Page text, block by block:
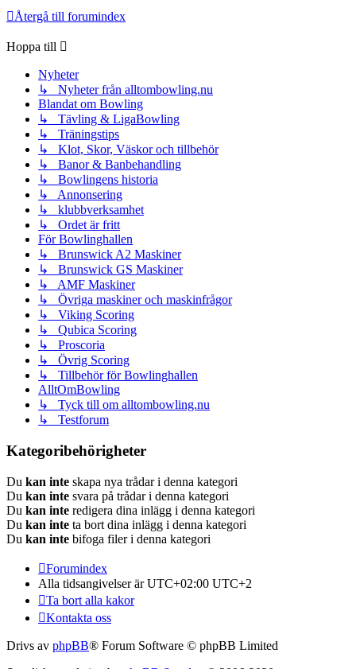
Återgå till forumindex
Hoppa till
Nyheter
↳ Nyheter från alltombowling.nu
Blandat om Bowling
↳ Tävling & LigaBowling
↳ Träningstips
↳ Klot, Skor, Väskor och tillbehör
↳ Banor & Banbehandling
↳ Bowlingens historia
↳ Annonsering
↳ klubbverksamhet
↳ Ordet är fritt
För Bowlinghallen
↳ Brunswick A2 Maskiner
↳ Brunswick GS Maskiner
↳ AMF Maskiner
↳ Övriga maskiner och maskinfrågor
↳ Viking Scoring
↳ Qubica Scoring
↳ Proscoria
↳ Övrig Scoring
↳ Tillbehör för Bowlinghallen
AlltOmBowling
↳ Tyck till om alltombowling.nu
↳ Testforum
Kategoribehörigheter
Du kan inte skapa nya trådar i denna kategori
Du kan inte svara på trådar i denna kategori
Du kan inte redigera dina inlägg i denna kategori
Du kan inte ta bort dina inlägg i denna kategori
Du kan inte bifoga filer i denna kategori
Forumindex
Alla tidsangivelser är UTC+02:00 UTC+2
Ta bort alla kakor
Kontakta oss
Drivs av phpBB® Forum Software © phpBB Limited